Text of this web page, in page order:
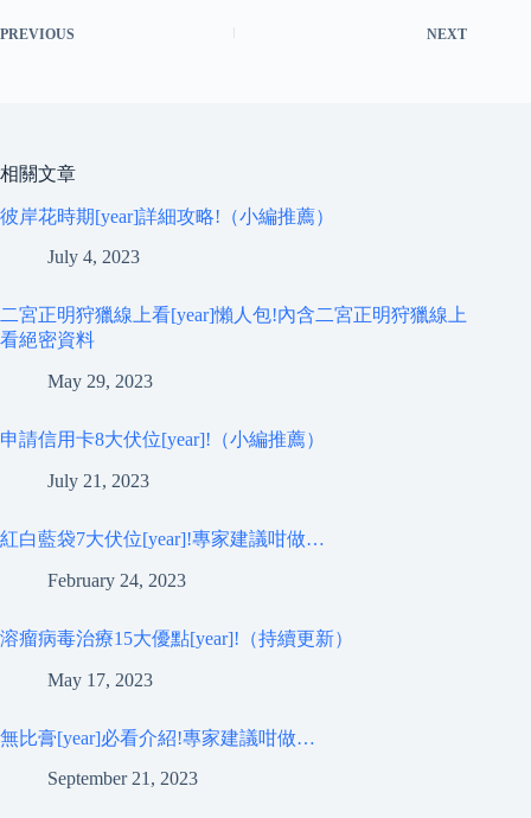
PREVIOUS NEXT
相關文章
彼岸花時期[year]詳細攻略!（小編推薦）
July 4, 2023
二宮正明狩獵線上看[year]懶人包!內含二宮正明狩獵線上
看絕密資料
May 29, 2023
申請信用卡8大伏位[year]!（小編推薦）
July 21, 2023
紅白藍袋7大伏位[year]!專家建議咁做…
February 24, 2023
溶瘤病毒治療15大優點[year]!（持續更新）
May 17, 2023
無比膏[year]必看介紹!專家建議咁做…
September 21, 2023